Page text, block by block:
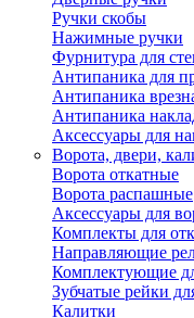
Ручки скобы
Нажимные ручки
Фурнитура для
Антипаника для
Антипаника
Антипаника
Аксессуары для
Ворота, двери,
Ворота откатные
Ворота распашные
Аксессуары для
Комплекты для
Направляющие
Комплектующие
Зубчатые рейки
Калитки